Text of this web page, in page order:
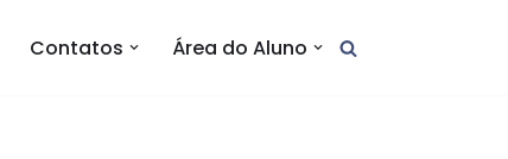
Contatos Área do Aluno